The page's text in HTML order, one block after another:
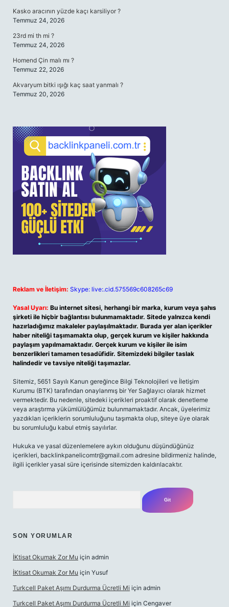
Kasko aracının yüzde kaçı karsiliyor ?
Temmuz 24, 2026
23rd mi th mi ?
Temmuz 24, 2026
Homend Çin malı mı ?
Temmuz 22, 2026
Akvaryum bitki ışığı kaç saat yanmalı ?
Temmuz 20, 2026
Reklam ve İletişim: Skype: live:.cid.575569c608265c69
Yasal Uyarı: Bu internet sitesi, herhangi bir marka, kurum veya şahıs
şirketi ile hiçbir bağlantısı bulunmamaktadır. Sitede yalnızca kendi
hazırladığımız makaleler paylaşılmaktadır. Burada yer alan içerikler
haber niteliği taşımamakta olup, gerçek kurum ve kişiler hakkında
paylaşım yapılmamaktadır. Gerçek kurum ve kişiler ile isim
benzerlikleri tamamen tesadüfidir. Sitemizdeki bilgiler taslak
halindedir ve tavsiye niteliği taşımazlar.
Sitemiz, 5651 Sayılı Kanun gereğince Bilgi Teknolojileri ve İletişim
Kurumu (BTK) tarafından onaylanmış bir Yer Sağlayıcı olarak hizmet
vermektedir. Bu nedenle, sitedeki içerikleri proaktif olarak denetleme
veya araştırma yükümlülüğümüz bulunmamaktadır. Ancak, üyelerimiz
yazdıkları içeriklerin sorumluluğunu taşımakta olup, siteye üye olarak
bu sorumluluğu kabul etmiş sayılırlar.
Hukuka ve yasal düzenlemelere aykırı olduğunu düşündüğünüz
içerikleri, backlinkpanelicomtr@gmail.com adresine bildirmeniz halinde,
ilgili içerikler yasal süre içerisinde sitemizden kaldırılacaktır.
SON YORUMLAR
İKtisat Okumak Zor Mu için admin
İKtisat Okumak Zor Mu için Yusuf
Turkcell Paket Aşımı Durdurma Ücretli Mi için admin
Turkcell Paket Aşımı Durdurma Ücretli Mi için Cengaver